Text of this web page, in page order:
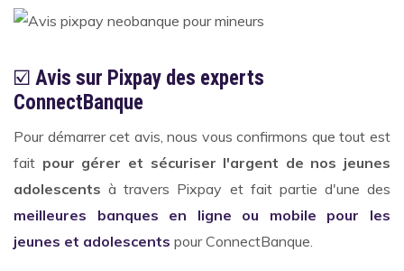
☑️ Avis sur Pixpay des experts
ConnectBanque
Pour démarrer cet avis, nous vous confirmons que tout est
fait pour gérer et sécuriser l'argent de nos jeunes
adolescents à travers Pixpay et fait partie d'une des
meilleures banques en ligne ou mobile pour les
jeunes et adolescents pour ConnectBanque.